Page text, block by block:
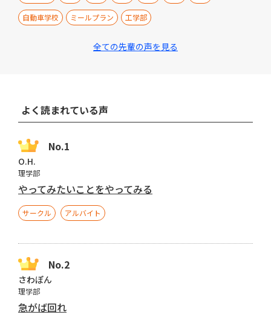
自動車学校 ミールプラン 工学部
全ての先輩の声を見る
よく読まれている声
O.H.
理学部
やってみたいことをやってみる
サークル アルバイト
さわぽん
理学部
急がば回れ